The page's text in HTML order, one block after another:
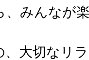
、みんなが
、大切なリ